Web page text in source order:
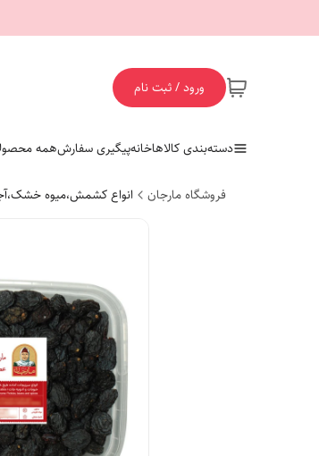
ورود / ثبت نام
دسته‌بندی کالاهاخانهپیگیری سفارشهمه
فروشگاه مارجان انواع کشمش،میوه